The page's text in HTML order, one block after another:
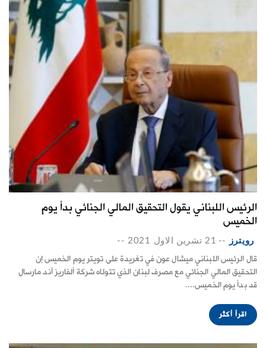
الرئيس اللبناني يقول التحقيق المالي الجنائي بدأ يوم
الخميس
رويترز -- 21 تشرين الاول 2021 --
قال الرئيس اللبناني ميشال عون في تغريدة على تويتر يوم الخميس إن
التحقيق المالي الجنائي مع مصرف لبنان الذي تتولاه شركة ألفاريز آند مارسال
قد بدأ يوم الخميس....
اقرأ أكثر